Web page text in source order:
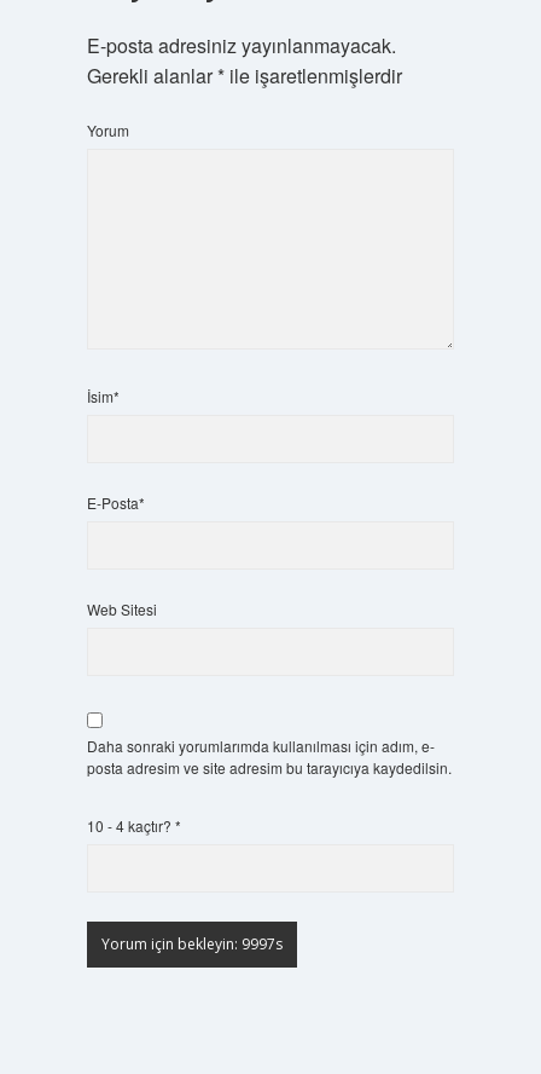
E-posta adresiniz yayınlanmayacak.
Gerekli alanlar*ile işaretlenmişlerdir
Yorum
İsim*
E-Posta*
Web Sitesi
Daha sonraki yorumlarımda kullanılması için adım, e-
posta adresim ve site adresim bu tarayıcıya kaydedilsin.
10 - 4 kaçtır? *